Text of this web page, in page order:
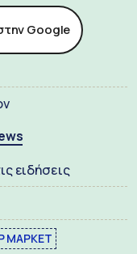
Google
ειδήσεις
ΜΑΡΚΕΤ